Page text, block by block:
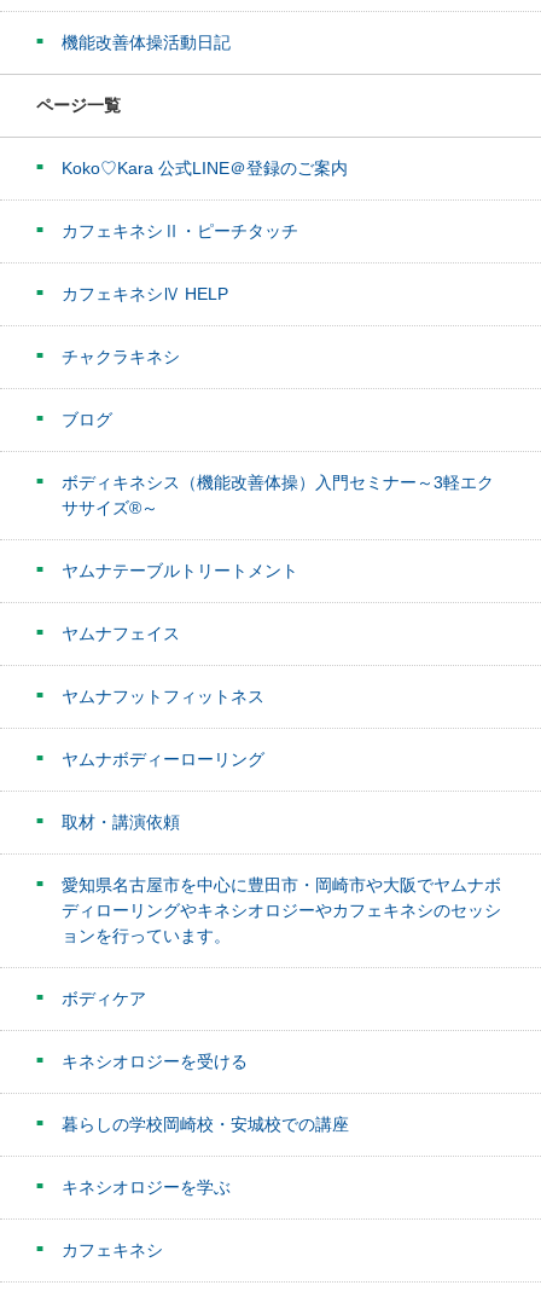
機能改善体操活動日記
ページ一覧
Koko♡Kara 公式LINE＠登録のご案内
カフェキネシⅡ・ピーチタッチ
カフェキネシⅣ HELP
チャクラキネシ
ブログ
ボディキネシス（機能改善体操）入門セミナー～3軽エク
ササイズ®～
ヤムナテーブルトリートメント
ヤムナフェイス
ヤムナフットフィットネス
ヤムナボディーローリング
取材・講演依頼
愛知県名古屋市を中心に豊田市・岡崎市や大阪でヤムナボ
ディローリングやキネシオロジーやカフェキネシのセッシ
ョンを行っています。
ボディケア
キネシオロジーを受ける
暮らしの学校岡崎校・安城校での講座
キネシオロジーを学ぶ
カフェキネシ